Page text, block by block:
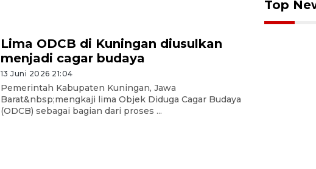
Lima ODCB di Kuningan diusulkan
menjadi cagar budaya
13 Juni 2026 21:04
Pemerintah Kabupaten Kuningan, Jawa
Barat&nbsp;mengkaji lima Objek Diduga Cagar Budaya
(ODCB) sebagai bagian dari proses ...
Top